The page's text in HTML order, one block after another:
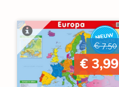
NIEUW
BINNEN
€ 7,50
€ 3,99